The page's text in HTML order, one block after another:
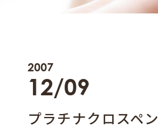
プラチナクロスペ
2007
12/09